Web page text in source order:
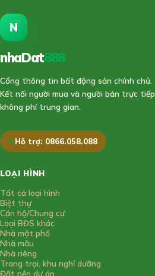
N
nhaDat888
Cổng thông tin bất động sản chính chủ.
Kết nối người mua và người bán trực tiếp,
không phí trung gian.
Hỗ trợ: 0866.058.088
LOẠI HÌNH
Tất cả loại hình
Biệt thự
Căn hộ/Chung cư
Loại BĐS khác
Nhà mặt phố
Nhà mẫu
Nhà riêng
Trang trại, khu nghỉ dưỡng
Đất nền dự án